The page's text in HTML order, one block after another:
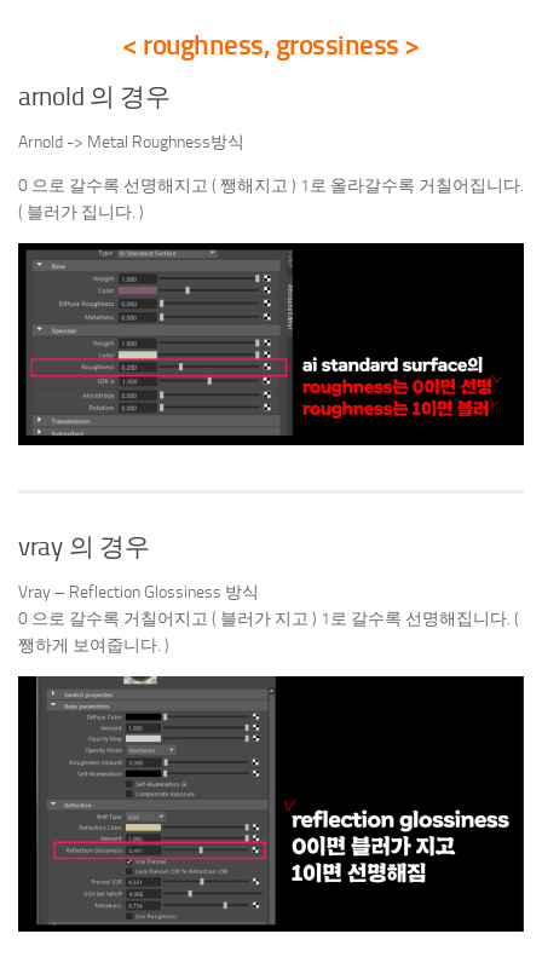
< roughness, grossiness >
arnold 의 경우
Arnold -> Metal Roughness방식
0 으로 갈수록 선명해지고 ( 쨍해지고 ) 1로 올라갈수록 거칠어집니다.
( 블러가 집니다. )
vray 의 경우
Vray – Reflection Glossiness 방식
0 으로 갈수록 거칠어지고 ( 블러가 지고 ) 1로 갈수록 선명해집니다. (
쨍하게 보여줍니다. )